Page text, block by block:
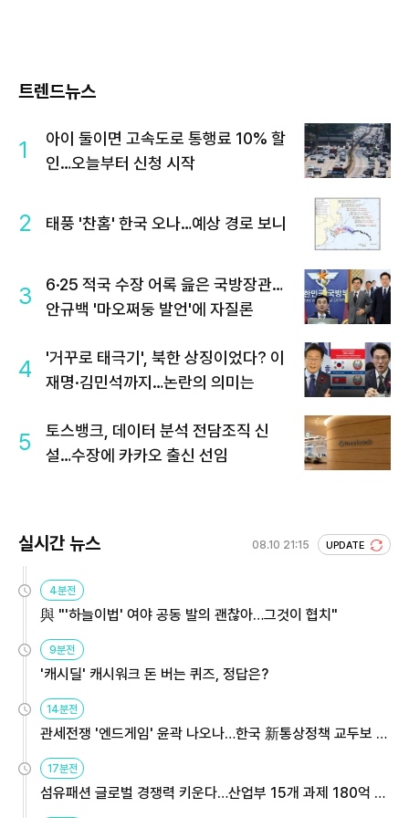
트렌드뉴스
1
아이 둘이면 고속도로 통행료 10% 할
인…오늘부터 신청 시작
2 태풍 '찬홈' 한국 오나…예상 경로 보니
3
6·25 적국 수장 어록 읊은 국방장관…
안규백 '마오쩌둥 발언'에 자질론
4
'거꾸로 태극기', 북한 상징이었다? 이
재명·김민석까지…논란의 의미는
5
토스뱅크, 데이터 분석 전담조직 신
설…수장에 카카오 출신 선임
실시간 뉴스 08.10 21:15 UPDATE
4분전
與 "'하늘이법' 여야 공동 발의 괜찮아…그것이 협치"
9분전
'캐시딜' 캐시워크 돈 버는 퀴즈, 정답은?
14분전
관세전쟁 '엔드게임' 윤곽 나오나…한국 新통상정책 교두보 활
17분전
섬유패션 글로벌 경쟁력 키운다…산업부 15개 과제 180억 지